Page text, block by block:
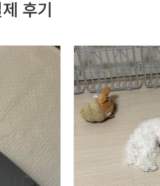
후기